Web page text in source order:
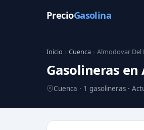
PrecioGasolina
Inicio › Cuenca › Almodovar Del
Gasolineras
Cuenca · 1 gasolineras ·